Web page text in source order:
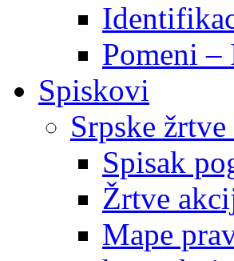
Pomeni –
Spiskovi
Srpske
Spisak
Žrtve
Mape